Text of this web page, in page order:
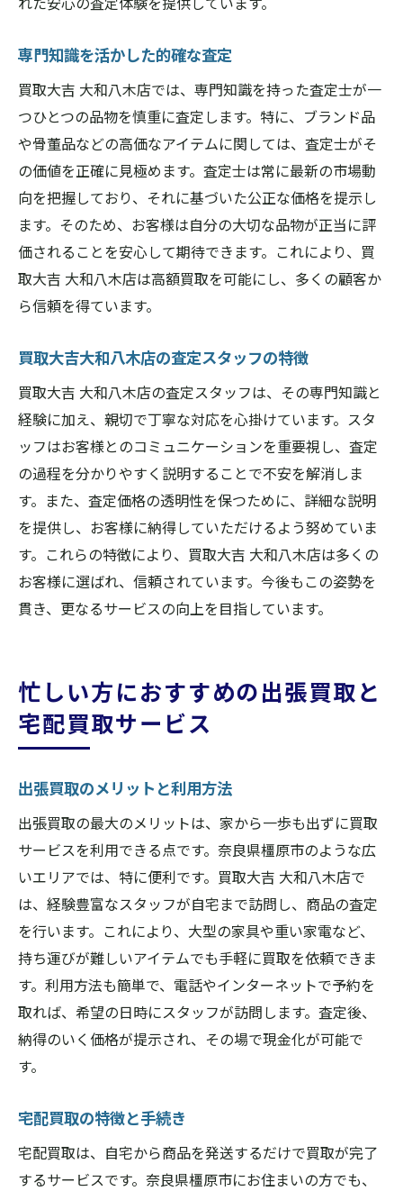
専門知識を活かした的確な査定
買取大吉 大和八木店では、専門知識を持った査定士が一
つひとつの品物を慎重に査定します。特に、ブランド品
や骨董品などの高価なアイテムに関しては、査定士がそ
の価値を正確に見極めます。査定士は常に最新の市場動
向を把握しており、それに基づいた公正な価格を提示し
ます。そのため、お客様は自分の大切な品物が正当に評
価されることを安心して期待できます。これにより、買
取大吉 大和八木店は高額買取を可能にし、多くの顧客か
ら信頼を得ています。
買取大吉大和八木店の査定スタッフの特徴
買取大吉 大和八木店の査定スタッフは、その専門知識と
経験に加え、親切で丁寧な対応を心掛けています。スタ
ッフはお客様とのコミュニケーションを重要視し、査定
の過程を分かりやすく説明することで不安を解消しま
す。また、査定価格の透明性を保つために、詳細な説明
を提供し、お客様に納得していただけるよう努めていま
す。これらの特徴により、買取大吉 大和八木店は多くの
お客様に選ばれ、信頼されています。今後もこの姿勢を
貫き、更なるサービスの向上を目指しています。
忙しい方におすすめの出張買取と
宅配買取サービス
出張買取のメリットと利用方法
出張買取の最大のメリットは、家から一歩も出ずに買取
サービスを利用できる点です。奈良県橿原市のような広
いエリアでは、特に便利です。買取大吉 大和八木店で
は、経験豊富なスタッフが自宅まで訪問し、商品の査定
を行います。これにより、大型の家具や重い家電など、
持ち運びが難しいアイテムでも手軽に買取を依頼できま
す。利用方法も簡単で、電話やインターネットで予約を
取れば、希望の日時にスタッフが訪問します。査定後、
納得のいく価格が提示され、その場で現金化が可能で
す。
宅配買取の特徴と手続き
宅配買取は、自宅から商品を発送するだけで買取が完了
するサービスです。奈良県橿原市にお住まいの方でも、